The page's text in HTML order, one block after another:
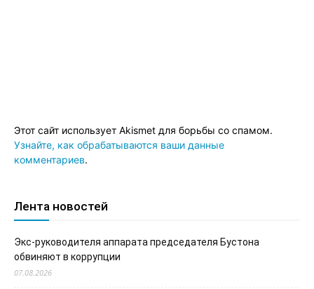
Этот сайт использует Akismet для борьбы со спамом.
Узнайте, как обрабатываются ваши данные
комментариев.
Лента новостей
Экс-руководителя аппарата председателя Бустона
обвиняют в коррупции
07.08.2026